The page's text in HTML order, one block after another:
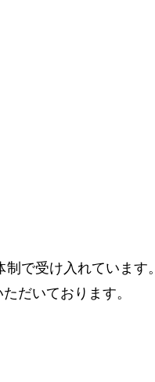
で受け入れています。
だいております。